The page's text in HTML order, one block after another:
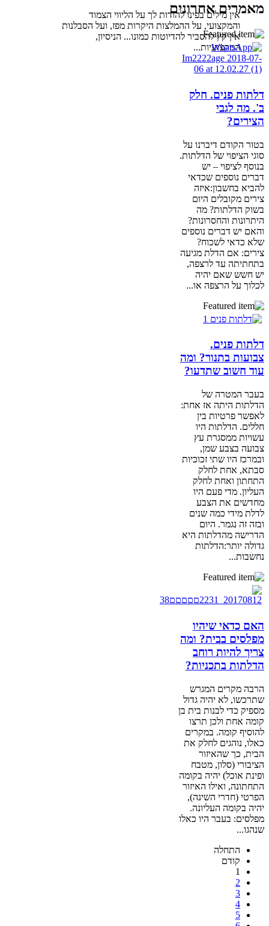
אין מילים בפינו להודות לך על הליווי הצמוד
והמקצועי, על ההמלצות היקרות מפז, ועל הסבלנות
אין קץ להסביר להדיוטות כמונו... הניסיון,
המקצועיות...
מאמרים אחרונים
דלתות פנים. חלק
ב'. מה לגבי
הצירים?
בטור הקודם דיברנו על
סוגי הציפוי של הדלתות.
בנוסף לציפוי – יש
דברים נוספים שכדאי
להביא בחשבון:איזה
צירים מקובלים היום
בשוק הדלתות? מה
היתרונות והחסרונות?
והאם יש דברים נוספים
שלא כדאי לשכוח?
צירים: אם הדלת מגיעה
בתחתיתה עד לרצפה,
יש חשש שאם יהיה
לכלוך על הרצפה או...
דלתות פנים.
צבועות בתנור? ומה
עוד חשוב שתדעו?
בעבר המטרה של
הדלתות היתה אז אחת:
לאפשר פרטיות בין
חללים. הדלתות היו
עשויות ממסגרת עץ
צבועה בצבע שמן,
ובמרכז היו שתי זכוכיות
סבתא, אחת לחלק
התחתון ואחת לחלק
העליון. מדי פעם היו
מחדשים את הצבע
לדלת מידי כמה שנים
ובזה זה נגמר. היום
הדרישה מהדלתות היא
גדולה יותר:הדלתות
נחשבות...
האם כדאי שיהיו
מפלסים בבית? ומה
צריך להיות רוחב
הדלתות בתכניות?
הרבה מקרים המגרש
שתרכשו, לא יהיה גדול
מספיק כדי לבנות בית בן
קומה אחת ולכן תרצו
להוסיף קומה. במקרים
כאלו, נוהגים לחלק את
הבית, כך שהאיזור
הציבורי (סלון, מטבח
ופינת אוכל) יהיה בקומה
התחתונה, ואילו האיזור
הפרטי (חדרי השינה),
יהיה בקומה העליונה.
מפלסים: בעבר היו כאלו
שנהגו...
התחלה
קודם
1
2
3
4
5